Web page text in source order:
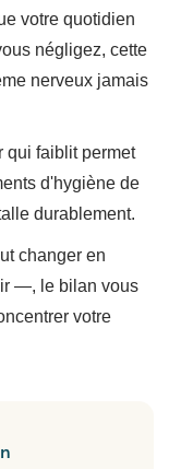
votre quotidien
négligez, cette
nerveux jamais
qui faiblit permet
d'hygiène de
durablement.
changer en
—, le bilan vous
votre